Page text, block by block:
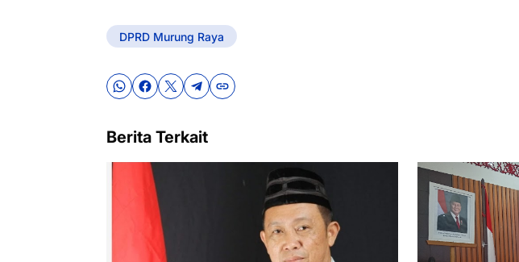
DPRD Murung Raya
Berita Terkait